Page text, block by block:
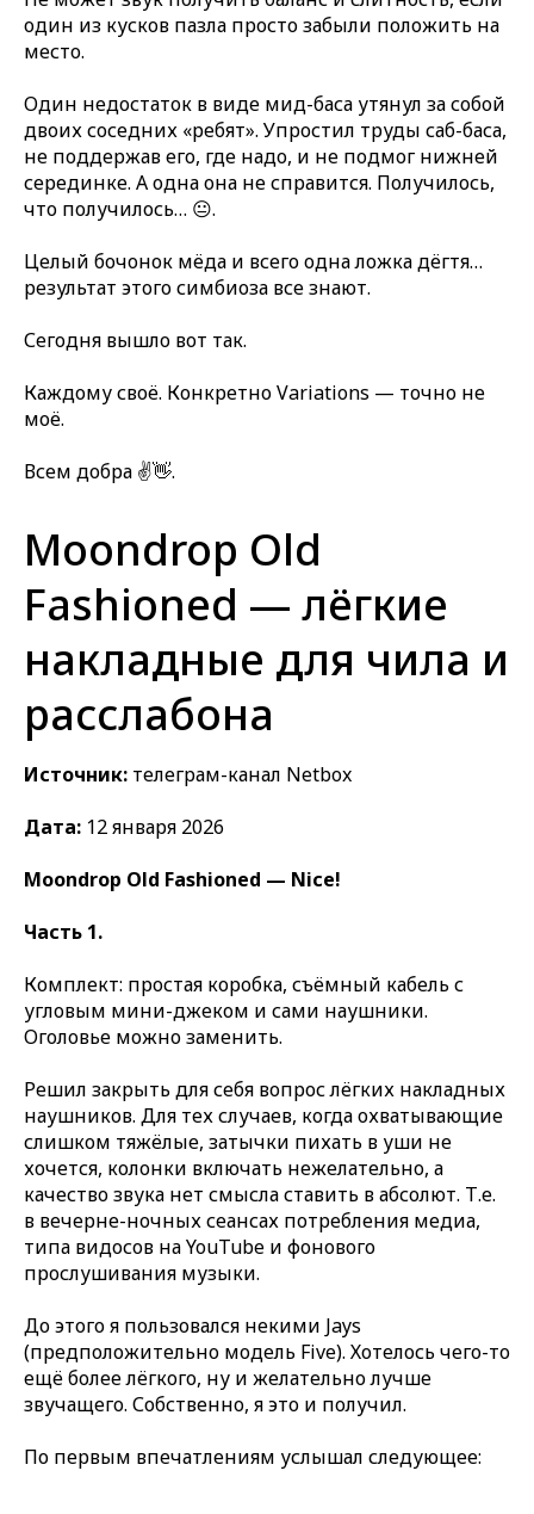
один из кусков пазла просто забыли положить на
место.
Один недостаток в виде мид-баса утянул за собой
двоих соседних «ребят». Упростил труды саб-баса,
не поддержав его, где надо, и не подмог нижней
серединке. А одна она не справится. Получилось,
что получилось… 😐.
Целый бочонок мёда и всего одна ложка дёгтя…
результат этого симбиоза все знают.
Сегодня вышло вот так.
Каждому своё. Конкретно Variations — точно не
моё.
Всем добра ✌️👋.
Moondrop Old
Fashioned — лёгкие
накладные для чила и
расслабона
Источник: телеграм-канал Netbox
Дата: 12 января 2026
Moondrop Old Fashioned — Nice!
Часть 1.
Комплект: простая коробка, съёмный кабель с
угловым мини-джеком и сами наушники.
Оголовье можно заменить.
Решил закрыть для себя вопрос лёгких накладных
наушников. Для тех случаев, когда охватывающие
слишком тяжёлые, затычки пихать в уши не
хочется, колонки включать нежелательно, а
качество звука нет смысла ставить в абсолют. Т.е.
в вечерне-ночных сеансах потребления медиа,
типа видосов на YouTube и фонового
прослушивания музыки.
До этого я пользовался некими Jays
(предположительно модель Five). Хотелось чего-то
ещё более лёгкого, ну и желательно лучше
звучащего. Собственно, я это и получил.
По первым впечатлениям услышал следующее: